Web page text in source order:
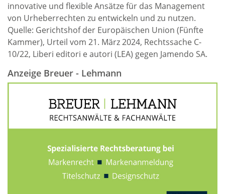
innovative und flexible Ansätze für das Management
von Urheberrechten zu entwickeln und zu nutzen.
Quelle: Gerichtshof der Europäischen Union (Fünfte
Kammer), Urteil vom 21. März 2024, Rechtssache C-
10/22, Liberi editori e autori (LEA) gegen Jamendo SA.
Anzeige Breuer - Lehmann